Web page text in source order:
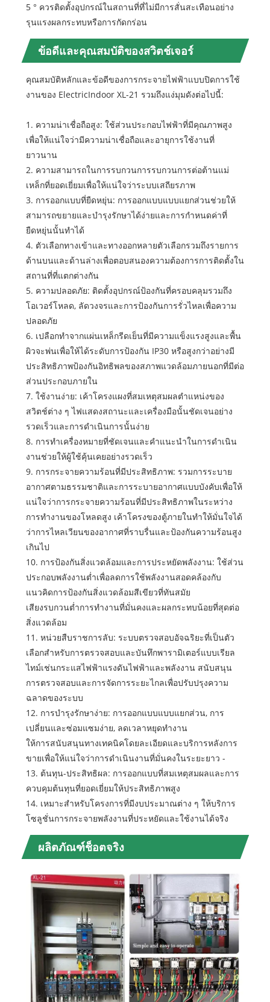
5 ° ควรติดตั้งอุปกรณ์ในสถานที่ที่ไม่มีการสั่นสะเทือนอย่าง
รุนแรงผลกระทบหรือการกัดกร่อน
ข้อดีและคุณสมบัติของสวิตช์เจอร์
คุณสมบัติหลักและข้อดีของการกระจายไฟฟ้าแบบปิดการใช้
งานของ ElectricIndoor XL-21 รวมถึงแง่มุมดังต่อไปนี้:
1. ความน่าเชื่อถือสูง: ใช้ส่วนประกอบไฟฟ้าที่มีคุณภาพสูง
เพื่อให้แน่ใจว่ามีความน่าเชื่อถือและอายุการใช้งานที่
ยาวนาน
2. ความสามารถในการรบกวนการรบกวนการต่อต้านแม่
เหล็กที่ยอดเยี่ยมเพื่อให้แน่ใจว่าระบบเสถียรภาพ
3. การออกแบบที่ยืดหยุ่น: การออกแบบแบบแยกส่วนช่วยให้
สามารถขยายและบำรุงรักษาได้ง่ายและการกำหนดค่าที่
ยืดหยุ่นนั้นทำได้
4. ตัวเลือกทางเข้าและทางออกหลายตัวเลือกรวมถึงรายการ
ด้านบนและด้านล่างเพื่อตอบสนองความต้องการการติดตั้งใน
สถานที่ที่แตกต่างกัน
5. ความปลอดภัย: ติดตั้งอุปกรณ์ป้องกันที่ครอบคลุมรวมถึง
โอเวอร์โหลด, ลัดวงจรและการป้องกันการรั่วไหลเพื่อความ
ปลอดภัย
6. เปลือกทำจากแผ่นเหล็กรีดเย็นที่มีความแข็งแรงสูงและพื้น
ผิวจะพ่นเพื่อให้ได้ระดับการป้องกัน IP30 หรือสูงกว่าอย่างมี
ประสิทธิภาพป้องกันอิทธิพลของสภาพแวดล้อมภายนอกที่มีต่อ
ส่วนประกอบภายใน
7. ใช้งานง่าย: เค้าโครงแผงที่สมเหตุสมผลตำแหน่งของ
สวิตช์ต่าง ๆ ไฟแสดงสถานะและเครื่องมือนั้นชัดเจนอย่าง
รวดเร็วและการดำเนินการนั้นง่าย
8. การทำเครื่องหมายที่ชัดเจนและคำแนะนำในการดำเนิน
งานช่วยให้ผู้ใช้คุ้นเคยอย่างรวดเร็ว
9. การกระจายความร้อนที่มีประสิทธิภาพ: รวมการระบาย
อากาศตามธรรมชาติและการระบายอากาศแบบบังคับเพื่อให้
แน่ใจว่าการกระจายความร้อนที่มีประสิทธิภาพในระหว่าง
การทำงานของโหลดสูง เค้าโครงของตู้ภายในทำให้มั่นใจได้
ว่าการไหลเวียนของอากาศที่ราบรื่นและป้องกันความร้อนสูง
เกินไป
10. การป้องกันสิ่งแวดล้อมและการประหยัดพลังงาน: ใช้ส่วน
ประกอบพลังงานต่ำเพื่อลดการใช้พลังงานสอดคล้องกับ
แนวคิดการป้องกันสิ่งแวดล้อมสีเขียวที่ทันสมัย
เสียงรบกวนต่ำการทำงานที่มั่นคงและผลกระทบน้อยที่สุดต่อ
สิ่งแวดล้อม
11. หน่วยสืบราชการลับ: ระบบตรวจสอบอัจฉริยะที่เป็นตัว
เลือกสำหรับการตรวจสอบและบันทึกพารามิเตอร์แบบเรียล
ไทม์เช่นกระแสไฟฟ้าแรงดันไฟฟ้าและพลังงาน สนับสนุน
การตรวจสอบและการจัดการระยะไกลเพื่อปรับปรุงความ
ฉลาดของระบบ
12. การบำรุงรักษาง่าย: การออกแบบแบบแยกส่วน, การ
เปลี่ยนและซ่อมแซมง่าย, ลดเวลาหยุดทำงาน
ให้การสนับสนุนทางเทคนิคโดยละเอียดและบริการหลังการ
ขายเพื่อให้แน่ใจว่าการดำเนินงานที่มั่นคงในระยะยาว -
13. ต้นทุน-ประสิทธิผล: การออกแบบที่สมเหตุสมผลและการ
ควบคุมต้นทุนที่ยอดเยี่ยมให้ประสิทธิภาพสูง
14. เหมาะสำหรับโครงการที่มีงบประมาณต่าง ๆ ให้บริการ
โซลูชั่นการกระจายพลังงานที่ประหยัดและใช้งานได้จริง
ผลิตภัณฑ์ช็อตจริง